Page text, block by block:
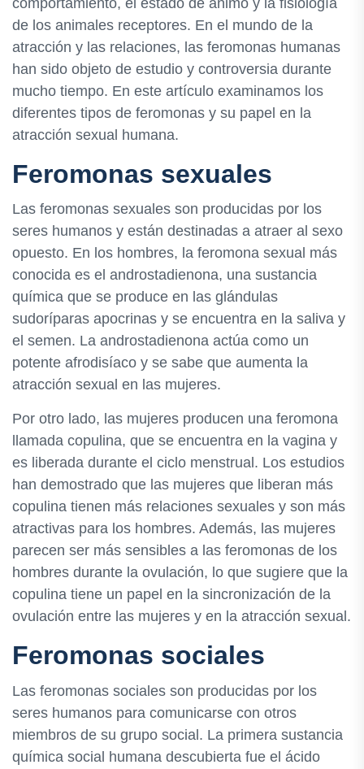
comportamiento, el estado de ánimo y la fisiología
de los animales receptores. En el mundo de la
atracción y las relaciones, las feromonas humanas
han sido objeto de estudio y controversia durante
mucho tiempo. En este artículo examinamos los
diferentes tipos de feromonas y su papel en la
atracción sexual humana.
Feromonas sexuales
Las feromonas sexuales son producidas por los
seres humanos y están destinadas a atraer al sexo
opuesto. En los hombres, la feromona sexual más
conocida es el androstadienona, una sustancia
química que se produce en las glándulas
sudoríparas apocrinas y se encuentra en la saliva y
el semen. La androstadienona actúa como un
potente afrodisíaco y se sabe que aumenta la
atracción sexual en las mujeres.
Por otro lado, las mujeres producen una feromona
llamada copulina, que se encuentra en la vagina y
es liberada durante el ciclo menstrual. Los estudios
han demostrado que las mujeres que liberan más
copulina tienen más relaciones sexuales y son más
atractivas para los hombres. Además, las mujeres
parecen ser más sensibles a las feromonas de los
hombres durante la ovulación, lo que sugiere que la
copulina tiene un papel en la sincronización de la
ovulación entre las mujeres y en la atracción sexual.
Feromonas sociales
Las feromonas sociales son producidas por los
seres humanos para comunicarse con otros
miembros de su grupo social. La primera sustancia
química social humana descubierta fue el ácido